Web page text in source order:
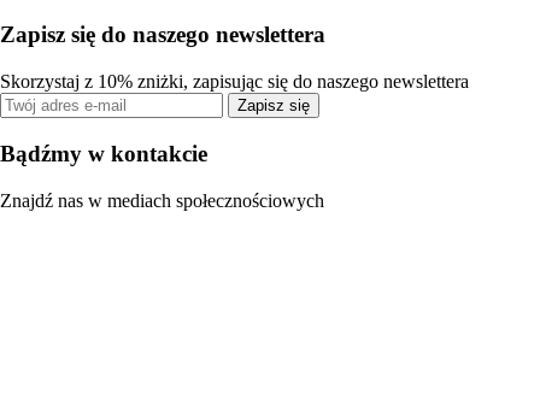
Zapisz się do naszego newslettera
Skorzystaj z 10% zniżki, zapisując się do naszego newslettera
Zapisz się
Bądźmy w kontakcie
Znajdź nas w mediach społecznościowych